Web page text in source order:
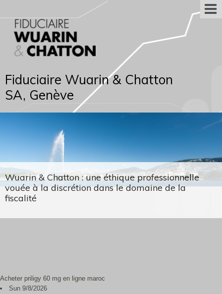
Fiduciaire Wuarin & Chatton
SA, Genève
Wuarin & Chatton : une éthique professionnelle
vouée à la discrétion dans le domaine de la
fiscalité
Acheter priligy 60 mg en ligne maroc
Sun 9/8/2026